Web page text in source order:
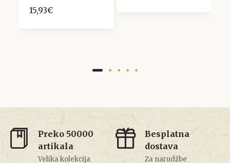
15,93€
Preko 50000
artikala
Velika kolekcija
Besplatna
dostava
Za narudžbe